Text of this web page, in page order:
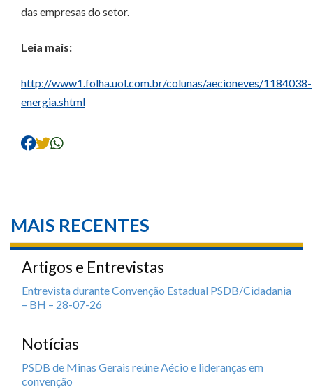
das empresas do setor.
Leia mais:
http://www1.folha.uol.com.br/colunas/aecioneves/1184038-
energia.shtml
MAIS RECENTES
Artigos e Entrevistas
Entrevista durante Convenção Estadual PSDB/Cidadania
– BH – 28-07-26
Notícias
PSDB de Minas Gerais reúne Aécio e lideranças em
convenção